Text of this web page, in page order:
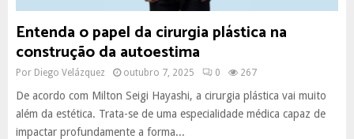
Entenda o papel da cirurgia plástica na
construção da autoestima
Por Diego Velázquez outubro 7, 2025 0 267
De acordo com Milton Seigi Hayashi, a cirurgia plástica vai muito
além da estética. Trata-se de uma especialidade médica capaz de
impactar profundamente a forma...